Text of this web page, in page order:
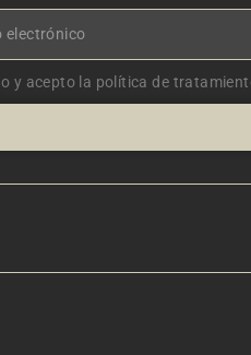
y acepto la política de